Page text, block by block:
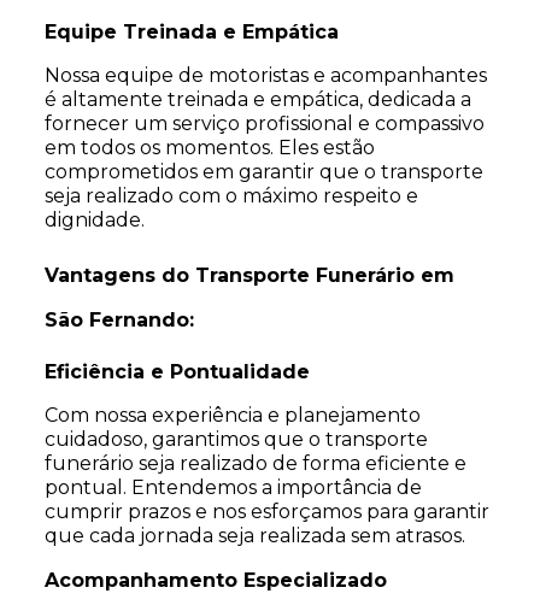
Equipe Treinada e Empática
Nossa equipe de motoristas e acompanhantes
é altamente treinada e empática, dedicada a
fornecer um serviço profissional e compassivo
em todos os momentos. Eles estão
comprometidos em garantir que o transporte
seja realizado com o máximo respeito e
dignidade.
Vantagens do Transporte Funerário em
São Fernando:
Eficiência e Pontualidade
Com nossa experiência e planejamento
cuidadoso, garantimos que o transporte
funerário seja realizado de forma eficiente e
pontual. Entendemos a importância de
cumprir prazos e nos esforçamos para garantir
que cada jornada seja realizada sem atrasos.
Acompanhamento Especializado